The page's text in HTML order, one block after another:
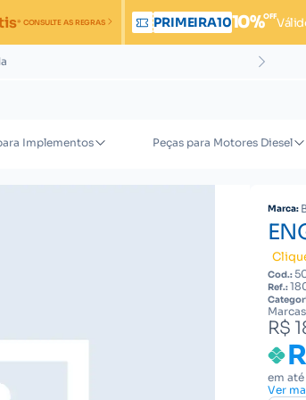
* CONSULTE AS REGRAS PRIMEIRA1010%OFF
Implementos Peças para Motores Diesel
Marca:
Cod.:
Ref.:
Marcas
R$
em
Ver